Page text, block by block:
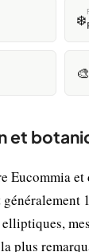
❄️
🎨
et